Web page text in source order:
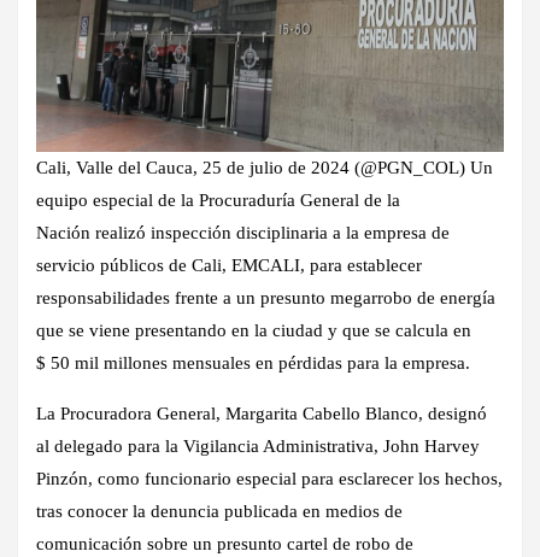
Cali, Valle del Cauca, 25 de julio de 2024 (@PGN_COL) Un
equipo especial de la Procuraduría General de la
Nación realizó inspección disciplinaria a la empresa de
servicio públicos de Cali, EMCALI, para establecer
responsabilidades frente a un presunto megarrobo de energía
que se viene presentando en la ciudad y que se calcula en
$ 50 mil millones mensuales en pérdidas para la empresa.
La Procuradora General, Margarita Cabello Blanco, designó
al delegado para la Vigilancia Administrativa, John Harvey
Pinzón, como funcionario especial para esclarecer los hechos,
tras conocer la denuncia publicada en medios de
comunicación sobre un presunto cartel de robo de